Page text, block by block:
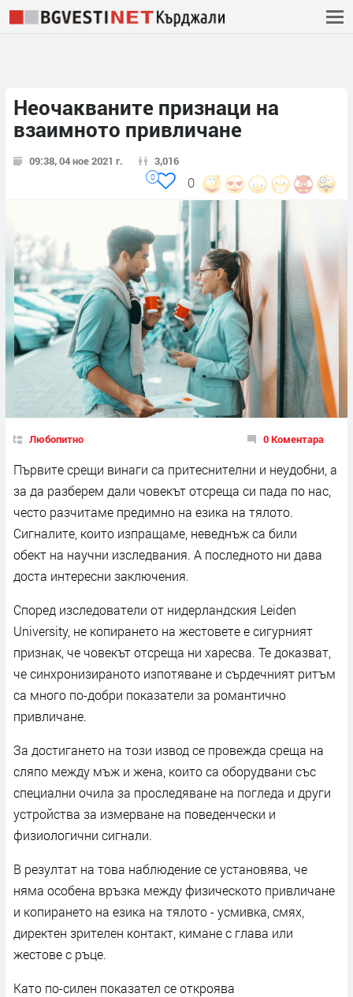
Неочакваните признаци на
взаимното привличане
09:38, 04 ное 2021 г. 3,016
0
0
Любопитно 0 Коментара
Първите срещи винаги са притеснителни и неудобни, а
за да разберем дали човекът отсреща си пада по нас,
често разчитаме предимно на езика на тялото.
Сигналите, които изпращаме, неведнъж са били
обект на научни изследвания. А последното ни дава
доста интересни заключения.
Според изследователи от нидерландския Leiden
University, не копирането на жестовете е сигурният
признак, че човекът отсреща ни харесва. Те доказват,
че синхронизираното изпотяване и сърдечният ритъм
са много по-добри показатели за романтично
привличане.
За достигането на този извод се провежда среща на
сляпо между мъж и жена, които са оборудвани със
специални очила за проследяване на погледа и други
устройства за измерване на поведенчески и
физиологични сигнали.
В резултат на това наблюдение се установява, че
няма особена връзка между физическото привличане
и копирането на езика на тялото - усмивка, смях,
директен зрителен контакт, кимане с глава или
жестове с ръце.
Като по-силен показател се откроява